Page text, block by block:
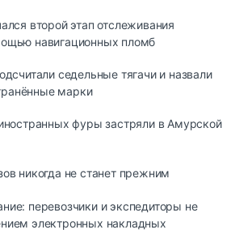
второй этап отслеживания
навигационных пломб
седельные тягачи и назвали
марки
фуры застряли в Амурской
никогда не станет прежним
перевозчики и экспедиторы не
электронных накладных